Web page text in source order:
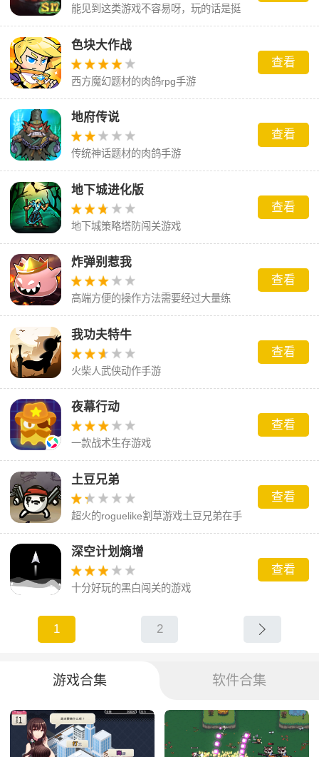
能见到这类游戏不容易呀，玩的话是挺
有趣的！
色块大作战
西方魔幻题材的肉鸽rpg手游
查看
地府传说
传统神话题材的肉鸽手游
查看
地下城进化版
地下城策略塔防闯关游戏
查看
炸弹别惹我
高端方便的操作方法需要经过大量练
习，掌握更多的胜利挑战。
查看
我功夫特牛
火柴人武侠动作手游
查看
夜幕行动
一款战术生存游戏
查看
土豆兄弟
超火的roguelike割草游戏土豆兄弟在手
机上进行测试。
查看
深空计划熵增
十分好玩的黑白闯关的游戏
查看
1 2
游戏合集 软件合集